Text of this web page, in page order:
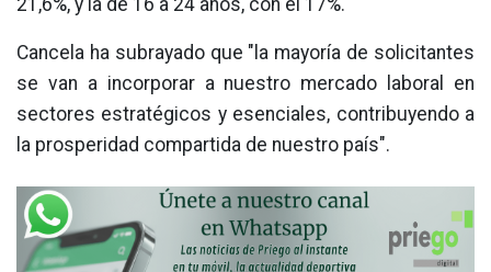
21,6%, y la de 16 a 24 años, con el 17%.
Cancela ha subrayado que "la mayoría de solicitantes
se van a incorporar a nuestro mercado laboral en
sectores estratégicos y esenciales, contribuyendo a
la prosperidad compartida de nuestro país".